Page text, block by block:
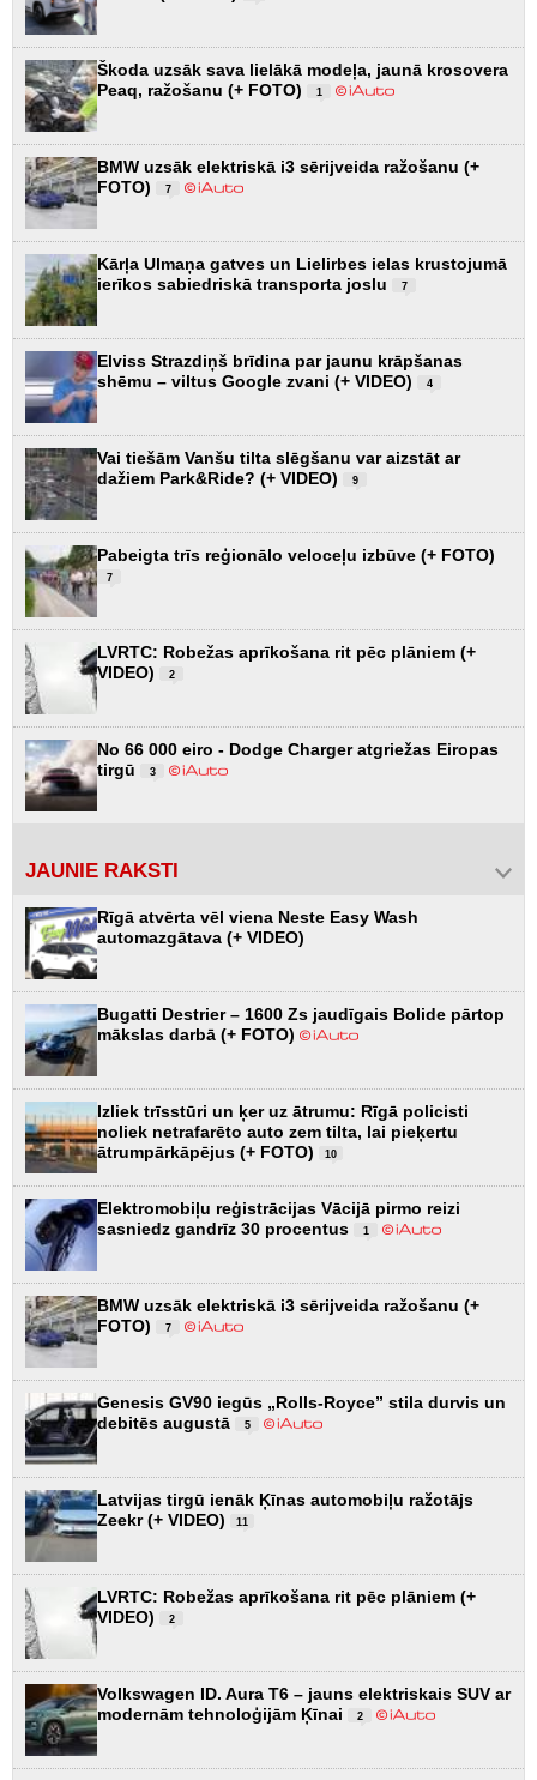
Škoda uzsāk sava lielākā modeļa, jaunā krosovera
Peaq, ražošanu (+ FOTO)
1
BMW uzsāk elektriskā i3 sērijveida ražošanu (+
FOTO)
7
Kārļa Ulmaņa gatves un Lielirbes ielas krustojumā
ierīkos sabiedriskā transporta joslu
7
Elviss Strazdiņš brīdina par jaunu krāpšanas
shēmu – viltus Google zvani (+ VIDEO)
4
Vai tiešām Vanšu tilta slēgšanu var aizstāt ar
dažiem Park&Ride? (+ VIDEO)
9
Pabeigta trīs reģionālo veloceļu izbūve (+ FOTO)
7
LVRTC: Robežas aprīkošana rit pēc plāniem (+
VIDEO)
2
No 66 000 eiro - Dodge Charger atgriežas Eiropas
tirgū
3
JAUNIE RAKSTI
Rīgā atvērta vēl viena Neste Easy Wash
automazgātava (+ VIDEO)
Bugatti Destrier – 1600 Zs jaudīgais Bolide pārtop
mākslas darbā (+ FOTO)
Izliek trīsstūri un ķer uz ātrumu: Rīgā policisti
noliek netrafarēto auto zem tilta, lai pieķertu
ātrumpārkāpējus (+ FOTO)
10
Elektromobiļu reģistrācijas Vācijā pirmo reizi
sasniedz gandrīz 30 procentus
1
BMW uzsāk elektriskā i3 sērijveida ražošanu (+
FOTO)
7
Genesis GV90 iegūs „Rolls-Royce” stila durvis un
debitēs augustā
5
Latvijas tirgū ienāk Ķīnas automobiļu ražotājs
Zeekr (+ VIDEO)
11
LVRTC: Robežas aprīkošana rit pēc plāniem (+
VIDEO)
2
Volkswagen ID. Aura T6 – jauns elektriskais SUV ar
modernām tehnoloģijām Ķīnai
2